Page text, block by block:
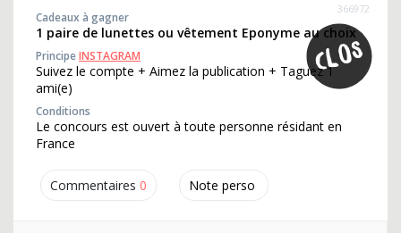
Commentaires 0 Note perso
366972
Cadeaux à gagner
1 paire de lunettes ou vêtement Eponyme au choix
PrincipeINSTAGRAM
Suivez le compte + Aimez la publication + Taguez 1
ami(e)
Conditions
Le concours est ouvert à toute personne résidant en
France